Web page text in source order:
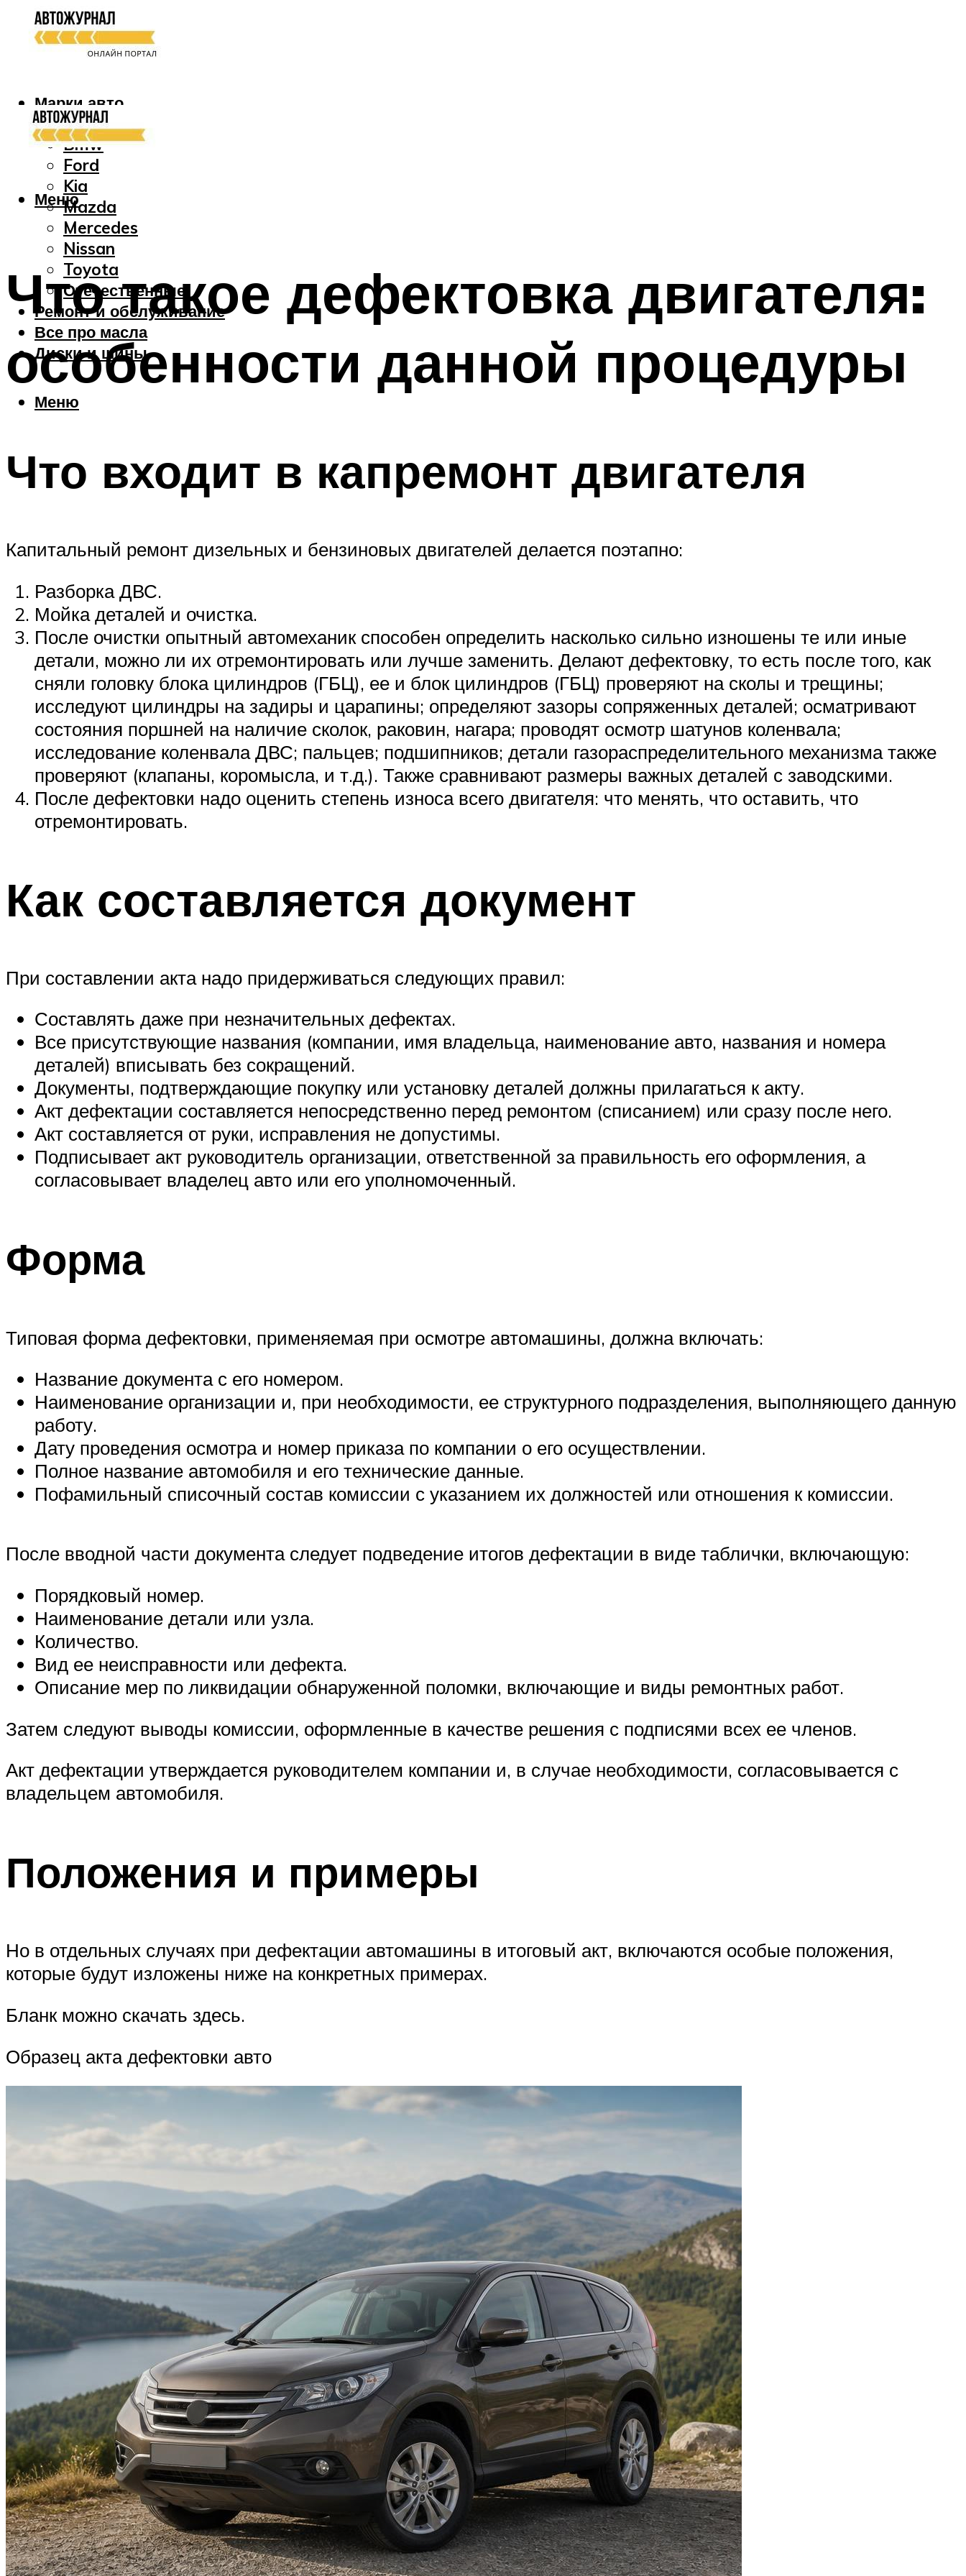
Марки авто
Audi
Bmw
Ford
Kia
Mazda
Mercedes
Nissan
Toyota
Отечественные
Ремонт и обслуживание
Все про масла
Диски и шины
Меню
Меню
Что такое дефектовка двигателя:
особенности данной процедуры
Что входит в капремонт двигателя
Капитальный ремонт дизельных и бензиновых двигателей делается поэтапно:
Разборка ДВС.
Мойка деталей и очистка.
После очистки опытный автомеханик способен определить насколько сильно изношены те или иные
детали, можно ли их отремонтировать или лучше заменить. Делают дефектовку, то есть после того, как
сняли головку блока цилиндров (ГБЦ), ее и блок цилиндров (ГБЦ) проверяют на сколы и трещины;
исследуют цилиндры на задиры и царапины; определяют зазоры сопряженных деталей; осматривают
состояния поршней на наличие сколок, раковин, нагара; проводят осмотр шатунов коленвала;
исследование коленвала ДВС; пальцев; подшипников; детали газораспределительного механизма также
проверяют (клапаны, коромысла, и т.д.). Также сравнивают размеры важных деталей с заводскими.
После дефектовки надо оценить степень износа всего двигателя: что менять, что оставить, что
отремонтировать.
Как составляется документ
При составлении акта надо придерживаться следующих правил:
Составлять даже при незначительных дефектах.
Все присутствующие названия (компании, имя владельца, наименование авто, названия и номера
деталей) вписывать без сокращений.
Документы, подтверждающие покупку или установку деталей должны прилагаться к акту.
Акт дефектации составляется непосредственно перед ремонтом (списанием) или сразу после него.
Акт составляется от руки, исправления не допустимы.
Подписывает акт руководитель организации, ответственной за правильность его оформления, а
согласовывает владелец авто или его уполномоченный.
Форма
Типовая форма дефектовки, применяемая при осмотре автомашины, должна включать:
Название документа с его номером.
Наименование организации и, при необходимости, ее структурного подразделения, выполняющего данную
работу.
Дату проведения осмотра и номер приказа по компании о его осуществлении.
Полное название автомобиля и его технические данные.
Пофамильный списочный состав комиссии с указанием их должностей или отношения к комиссии.
После вводной части документа следует подведение итогов дефектации в виде таблички, включающую:
Порядковый номер.
Наименование детали или узла.
Количество.
Вид ее неисправности или дефекта.
Описание мер по ликвидации обнаруженной поломки, включающие и виды ремонтных работ.
Затем следуют выводы комиссии, оформленные в качестве решения с подписями всех ее членов.
Акт дефектации утверждается руководителем компании и, в случае необходимости, согласовывается с
владельцем автомобиля.
Положения и примеры
Но в отдельных случаях при дефектации автомашины в итоговый акт, включаются особые положения,
которые будут изложены ниже на конкретных примерах.
Бланк можно скачать здесь.
Образец акта дефектовки авто